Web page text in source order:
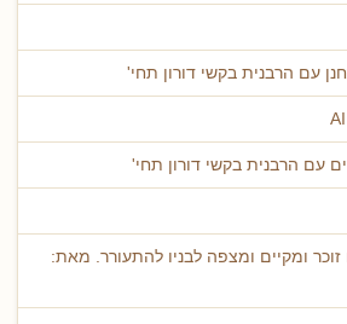
עם הרבנית בקשי דורון תחי'
עם הרבנית בקשי דורון תחי'
ומקיים ומצפה לבניו להתעורר. מאת: